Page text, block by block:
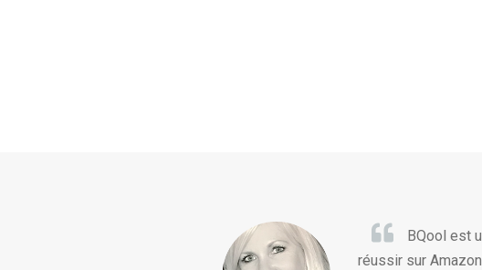
BQool est
réussir sur